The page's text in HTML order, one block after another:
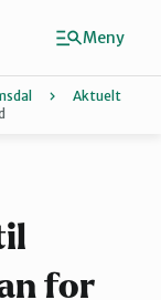
Aktuelt
for